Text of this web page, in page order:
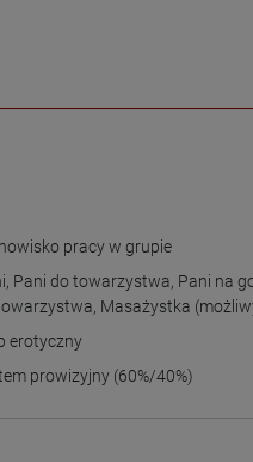
pracy w grupie
, Pani do towarzystwa, Pani na
, Masażystka
erotyczny
prowizyjny (60%/40%)